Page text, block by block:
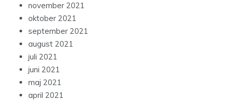
november 2021
oktober 2021
september 2021
august 2021
juli 2021
juni 2021
maj 2021
april 2021